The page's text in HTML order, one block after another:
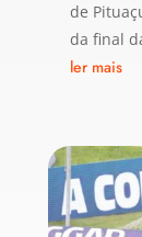
de
da final
ler mais